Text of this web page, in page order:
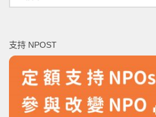
尋
字:
支持 NPOST